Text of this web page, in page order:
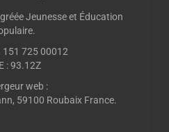
Jeunesse et Éducation
151 725 00012
: 93.12Z
web :
59100 Roubaix France.